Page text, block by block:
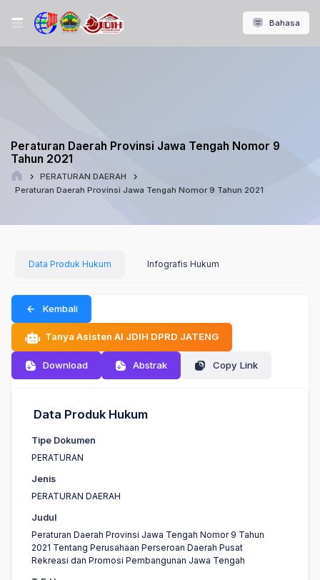
Bahasa
Peraturan Daerah Provinsi Jawa Tengah Nomor 9
Tahun 2021
PERATURAN DAERAH
Peraturan Daerah Provinsi Jawa Tengah Nomor 9 Tahun 2021
Data Produk Hukum Infografis Hukum
Kembali
Tanya Asisten AI JDIH DPRD JATENG
Download Abstrak Copy Link
Data Produk Hukum
Tipe Dokumen
PERATURAN
Jenis
PERATURAN DAERAH
Judul
Peraturan Daerah Provinsi Jawa Tengah Nomor 9 Tahun
2021 Tentang Perusahaan Perseroan Daerah Pusat
Rekreasi dan Promosi Pembangunan Jawa Tengah